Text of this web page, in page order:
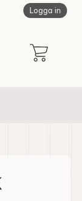
Logga in